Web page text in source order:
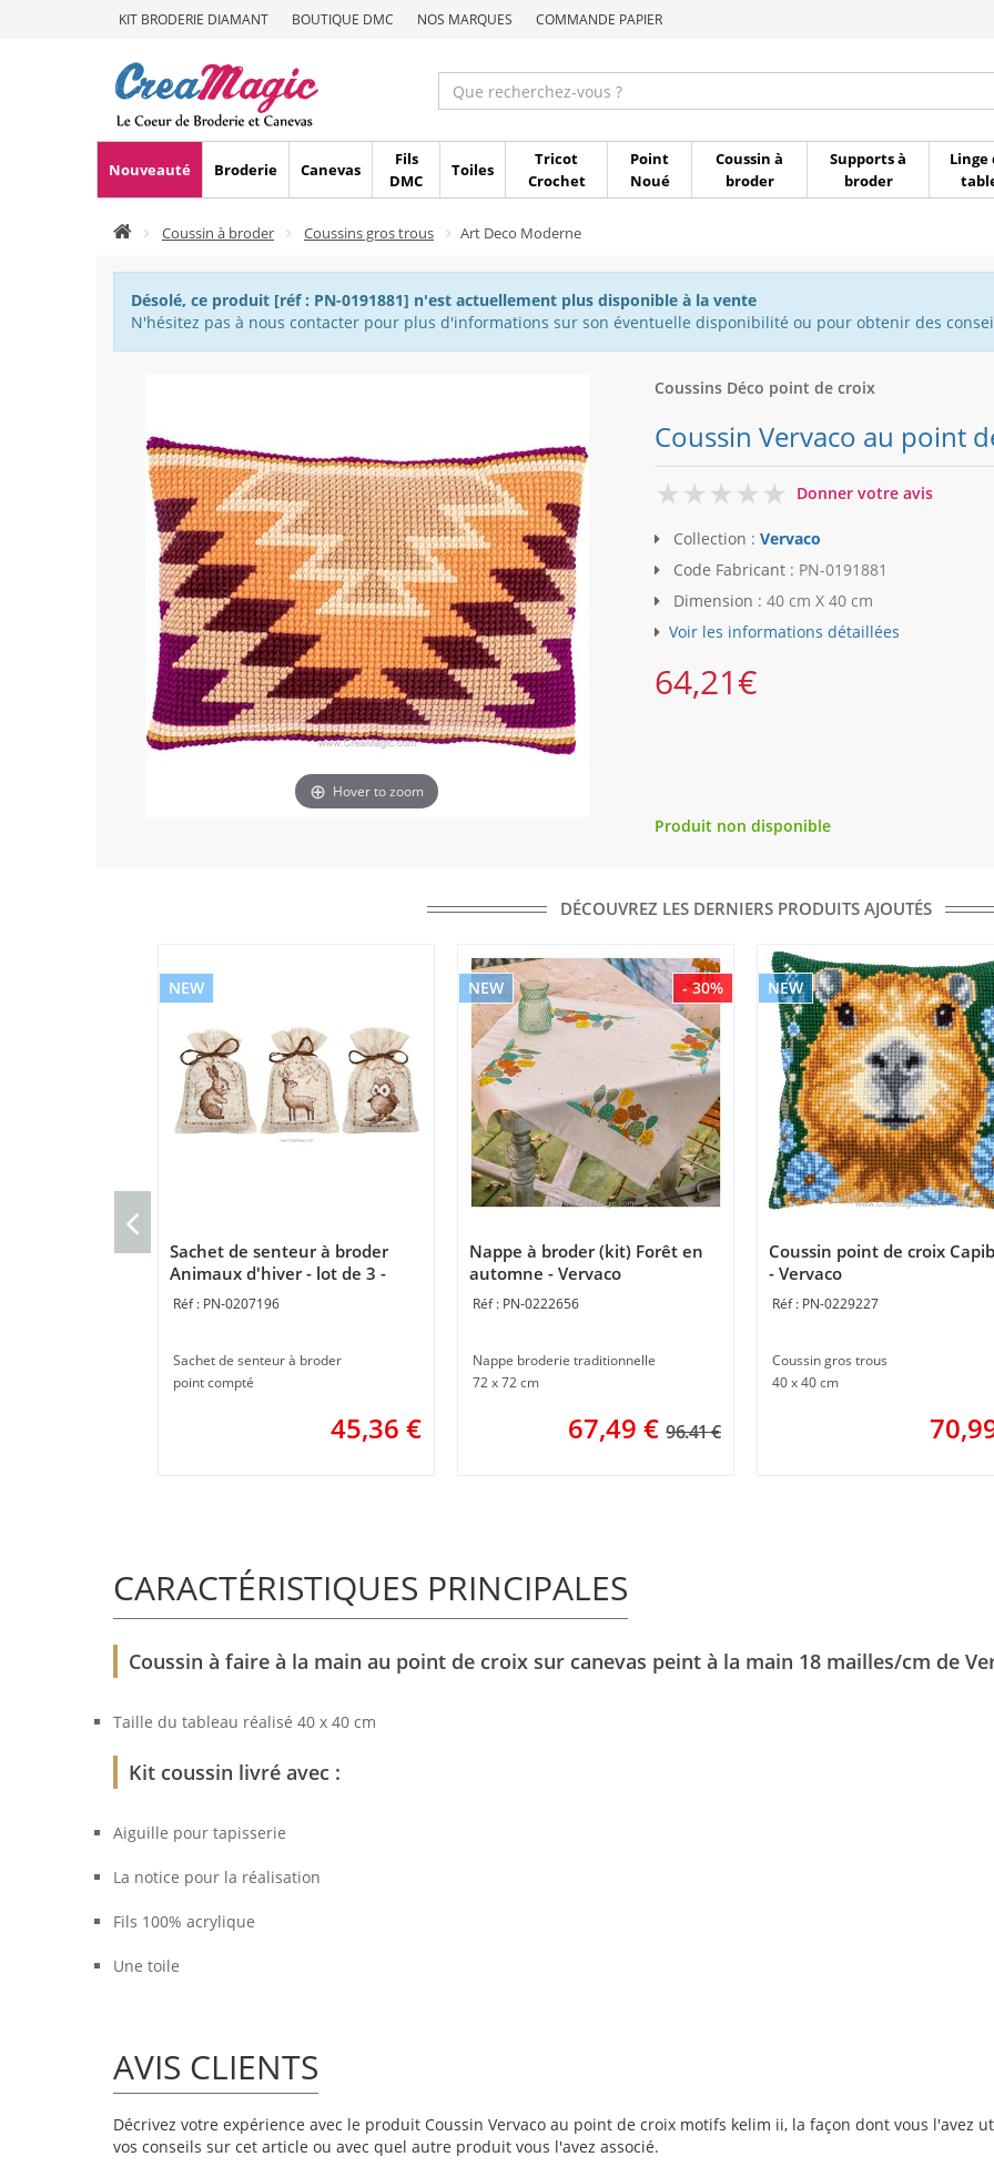
KIT BRODERIE DIAMANT BOUTIQUE DMC NOS MARQUES COMMANDE PAPIER
Nouveauté Broderie Canevas
Fils
DMC
Toiles
Tricot
Crochet
Point
Noué
Coussin à
broder
Supports à
broder
Linge
Coussin à broder Coussins gros trous Art Deco Moderne
Désolé, ce produit [réf : PN-0191881] n'est actuellement plus disponible à la vente
N'hésitez pas à nous contacter pour plus d'informations sur son éventuelle disponibilité ou pour obtenir des
Hover to zoom
Coussins Déco point de croix
Coussin Vervaco au point
0
Donner votre avis
Collection : Vervaco
Code Fabricant : PN-0191881
Dimension : 40 cm X 40 cm
Voir les informations détaillées
64,21€
Produit non disponible
DÉCOUVREZ LES DERNIERS PRODUITS AJOUTÉS
NEW
Sachet de senteur à broder
Animaux d'hiver - lot de 3 -
VervacoPN-0207196
Sachet de senteur à broder
point compté
45,36 €
- 30%
NEW
Nappe à broder (kit) Forêt en
automne - Vervaco
PN-0222656
Nappe broderie traditionnelle
72 x 72 cm
67,49 € 96.41 €
NEW
Coussin point de croix
- Vervaco
PN-0229227
Coussin gros trous
40 x 40 cm
CARACTÉRISTIQUES PRINCIPALES
Coussin à faire à la main au point de croix sur canevas peint à la main 18 mailles/cm de
Taille du tableau réalisé 40 x 40 cm
Kit coussin livré avec :
Aiguille pour tapisserie
La notice pour la réalisation
Fils 100% acrylique
Une toile
AVIS CLIENTS
Décrivez votre expérience avec le produit Coussin Vervaco au point de croix motifs kelim ii, la façon dont vous l'avez
vos conseils sur cet article ou avec quel autre produit vous l'avez associé.